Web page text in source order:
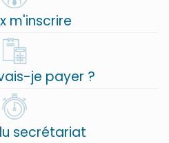
m'inscrire
je payer ?
secrétariat